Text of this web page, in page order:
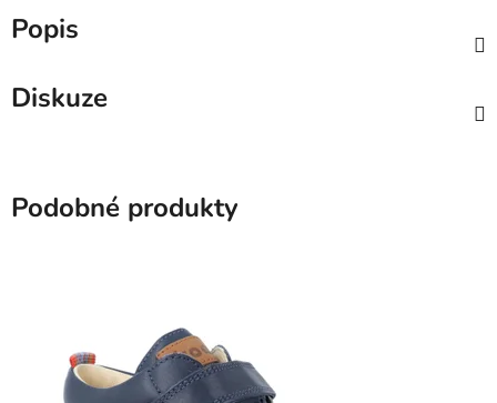
Popis
Diskuze
Podobné produkty